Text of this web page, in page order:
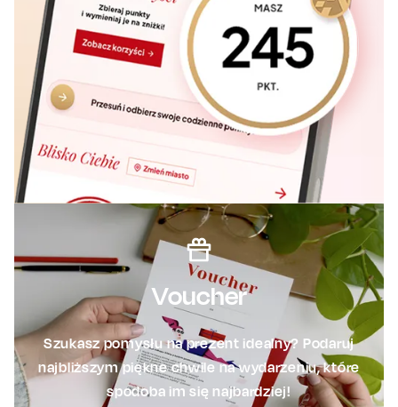
Voucher
Szukasz pomysłu na prezent idealny? Podaruj
najbliższym piękne chwile na wydarzeniu, które
spodoba im się najbardziej!